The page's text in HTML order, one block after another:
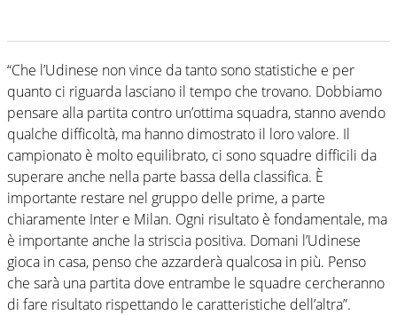
“Che l’Udinese non vince da tanto sono statistiche e per
quanto ci riguarda lasciano il tempo che trovano. Dobbiamo
pensare alla partita contro un’ottima squadra, stanno avendo
qualche difficoltà, ma hanno dimostrato il loro valore. Il
campionato è molto equilibrato, ci sono squadre difficili da
superare anche nella parte bassa della classifica. È
importante restare nel gruppo delle prime, a parte
chiaramente Inter e Milan. Ogni risultato è fondamentale, ma
è importante anche la striscia positiva. Domani l’Udinese
gioca in casa, penso che azzarderà qualcosa in più. Penso
che sarà una partita dove entrambe le squadre cercheranno
di fare risultato rispettando le caratteristiche dell’altra”.